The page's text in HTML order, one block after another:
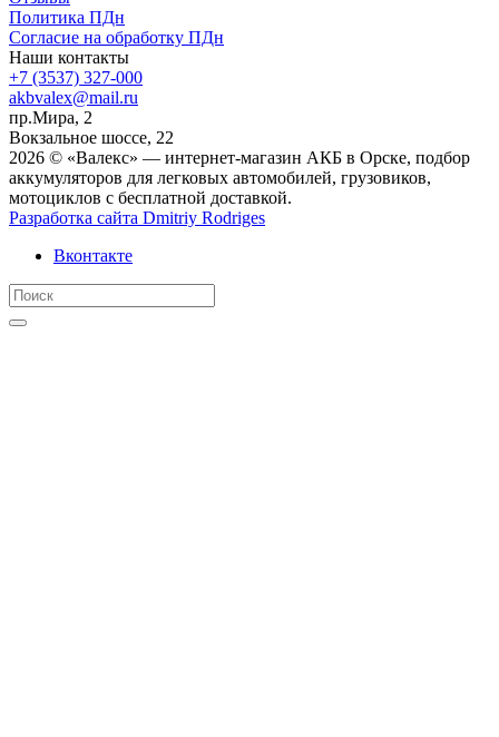
Политика ПДн
Согласие на обработку ПДн
Наши контакты
+7 (3537) 327-000
akbvalex@mail.ru
пр.Мира, 2
Вокзальное шоссе, 22
2026 © «Валекс» — интернет-магазин АКБ в Орске, подбор
аккумуляторов для легковых автомобилей, грузовиков,
мотоциклов с бесплатной доставкой.
Разработка сайта Dmitriy Rodriges
Вконтакте